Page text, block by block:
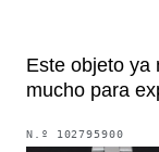
Este objeto ya
mucho para
N.º 102795900